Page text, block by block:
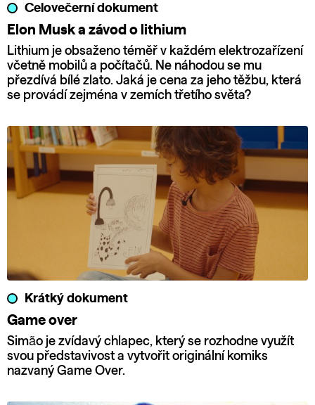
Celovečerní dokument
Elon Musk a závod o lithium
Lithium je obsaženo téměř v každém elektrozařízení
včetně mobilů a počítačů. Ne náhodou se mu
přezdívá bílé zlato. Jaká je cena za jeho těžbu, která
se provádí zejména v zemích třetího světa?
Krátký dokument
Game over
Simão je zvídavý chlapec, který se rozhodne využít
svou představivost a vytvořit originální komiks
nazvaný Game Over.